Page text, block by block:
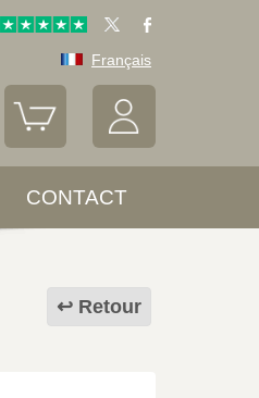
Français
CONTACT
Retour